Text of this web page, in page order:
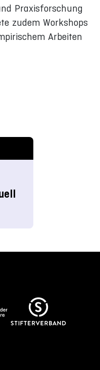
Praxisforschung
zudem Workshops
Arbeiten